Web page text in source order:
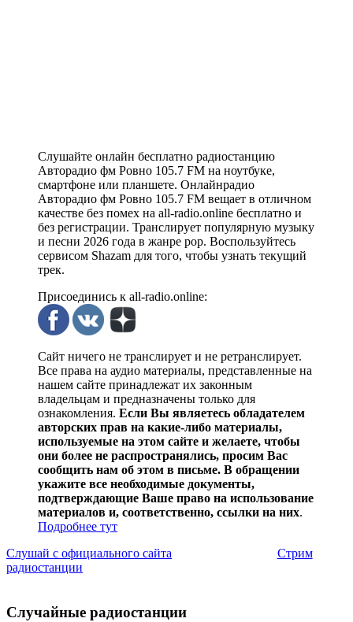
Слушайте онлайн бесплатно радиостанцию
Авторадио фм Ровно 105.7 FM на ноутбуке,
смартфоне или планшете. Онлайнрадио
Авторадио фм Ровно 105.7 FM вещает в отличном
качестве без помех на all-radio.online бесплатно и
без регистрации. Транслирует популярную музыку
и песни 2026 года в жанре pop. Воспользуйтесь
сервисом Shazam для того, чтобы узнать текущий
трек.
Присоединись к all-radio.online:
Сайт ничего не транслирует и не ретранслирует.
Все права на аудио материалы, представленные на
нашем сайте принадлежат их законным
владельцам и предназначены только для
ознакомления. Если Вы являетесь обладателем
авторских прав на какие-либо материалы,
используемые на этом сайте и желаете, чтобы
они более не распространялись, просим Вас
сообщить нам об этом в письме. В обращении
укажите все необходимые документы,
подтверждающие Ваше право на использование
материалов и, соответственно, ссылки на них.
Подробнее тут
Слушай с официального сайта
Стрим
радиостанции
Случайные радиостанции